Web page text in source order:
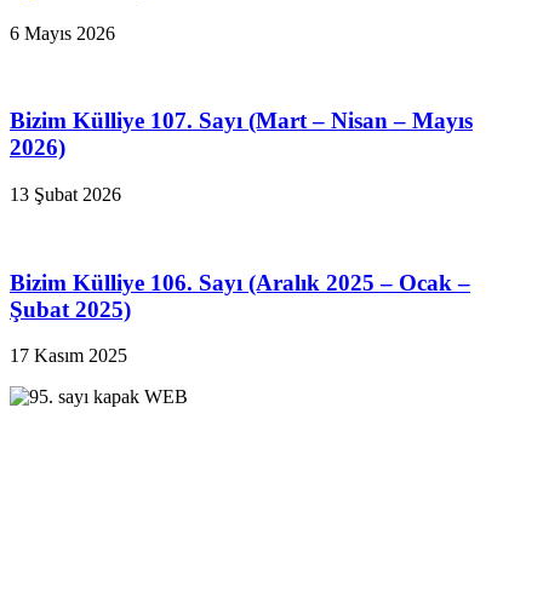
6 Mayıs 2026
Bizim Külliye 107. Sayı (Mart – Nisan – Mayıs
2026)
13 Şubat 2026
Bizim Külliye 106. Sayı (Aralık 2025 – Ocak –
Şubat 2025)
17 Kasım 2025